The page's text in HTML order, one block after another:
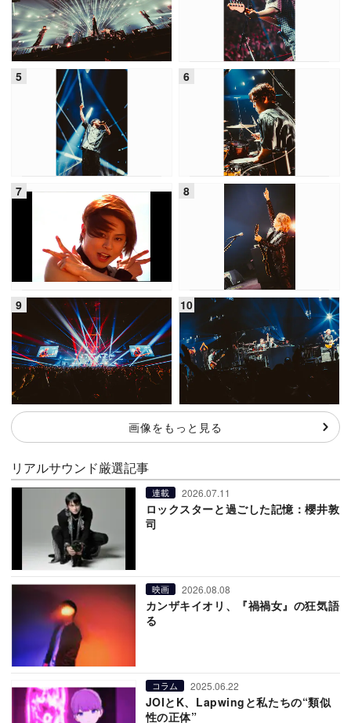
画像をもっと見る
リアルサウンド厳選記事
連載 2026.07.11
ロックスターと過ごした記憶：櫻井敦
司
映画 2026.08.08
カンザキイオリ、『禍禍女』の狂気語
る
コラム 2025.06.22
JOIとK、Lapwingと私たちの“類似
性の正体”